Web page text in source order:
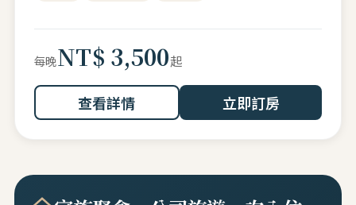
每晚NT$ 3,500起
查看詳情 立即訂房